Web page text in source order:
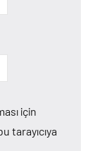
için
tarayıcıya